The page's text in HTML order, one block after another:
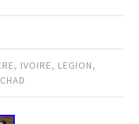
, IVOIRE, LEGION,